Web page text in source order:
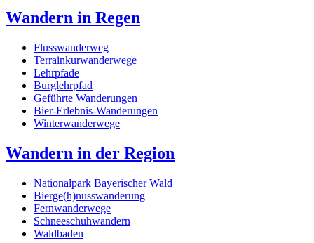
Wandern in Regen
Flusswanderweg
Terrainkurwanderwege
Lehrpfade
Burglehrpfad
Geführte Wanderungen
Bier-Erlebnis-Wanderungen
Winterwanderwege
Wandern in der Region
Nationalpark Bayerischer Wald
Bierge(h)nusswanderung
Fernwanderwege
Schneeschuhwandern
Waldbaden